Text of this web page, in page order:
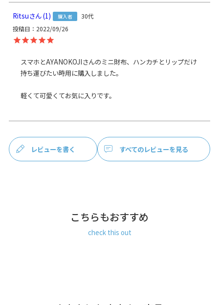
ご選択の場合、システムの都合上、商品発送前にご請求させ
て頂く場合がございます。何卒ご了承下さいますようお願い
ます。
ゆうパケット：全国一律330円 1個まで
なら発送可
商品説明
バッグに入れたままスマホにタッチ、透明ポケット付きバッ
ほんのり丸みのあるシンプルでコンパクトなバッグ。少ない
なバッグです。
透明な外ポケットはビニールで、スマホをポケットに入れた
ままのスマホ操作が可能。※写真で使用のスマホはiPhone
Ritsu 1 購入者
30代
投稿日
2022/09/26
スマホとAYANOKOJIさんのミニ財布、ハンカチとリップだけ
持ち運びたい時用に購入しました。
軽くて可愛くてお気に入りです。
レビューを書く すべてのレビューを見る
こちらもおすすめ
check this out